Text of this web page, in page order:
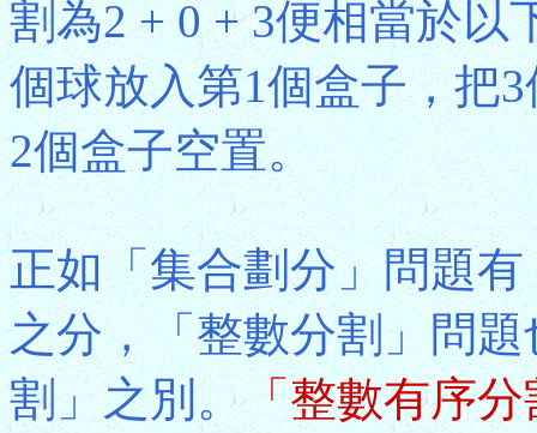
割為2 + 0 + 3便相當於
個球放入第1個盒子，把
2個盒子空置。
正如「集合劃分」問題
之分，「整數分割」問
割」之別。「整數有序分